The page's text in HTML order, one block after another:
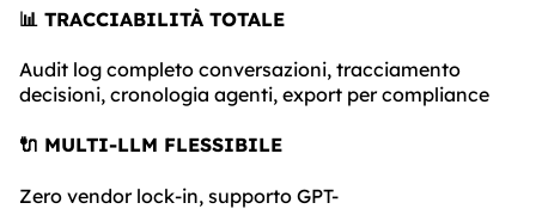
📊 TRACCIABILITÀ TOTALE
Audit log completo conversazioni, tracciamento
decisioni, cronologia agenti, export per compliance
🔌 MULTI-LLM FLESSIBILE
Zero vendor lock-in, supporto GPT-